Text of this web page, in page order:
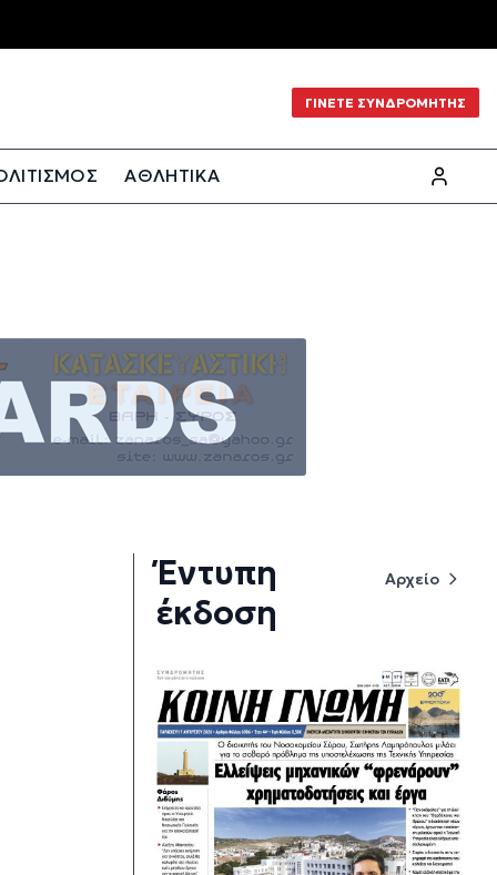
ΓΙΝΕΤΕ ΣΥΝΔΡΟΜΗΤΗΣ
ΑΘΛΗΤΙΚΑ
Έντυπη
έκδοση
Αρχείο